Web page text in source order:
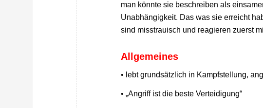
man könnte sie beschreiben als
Unabhängigkeit. Das was sie erreicht
sind misstrauisch und reagieren zuerst
Allgemeines
• lebt grundsätzlich in Kampfstellung,
• „Angriff ist die beste Verteidigung“